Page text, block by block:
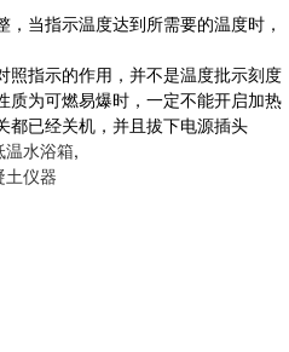
当指示温度达到所需要的温度时，
照指示的作用，并不是温度批示刻度
质为可燃易爆时，一定不能开启加热
都已经关机，并且拔下电源插头
温水浴箱,
土仪器